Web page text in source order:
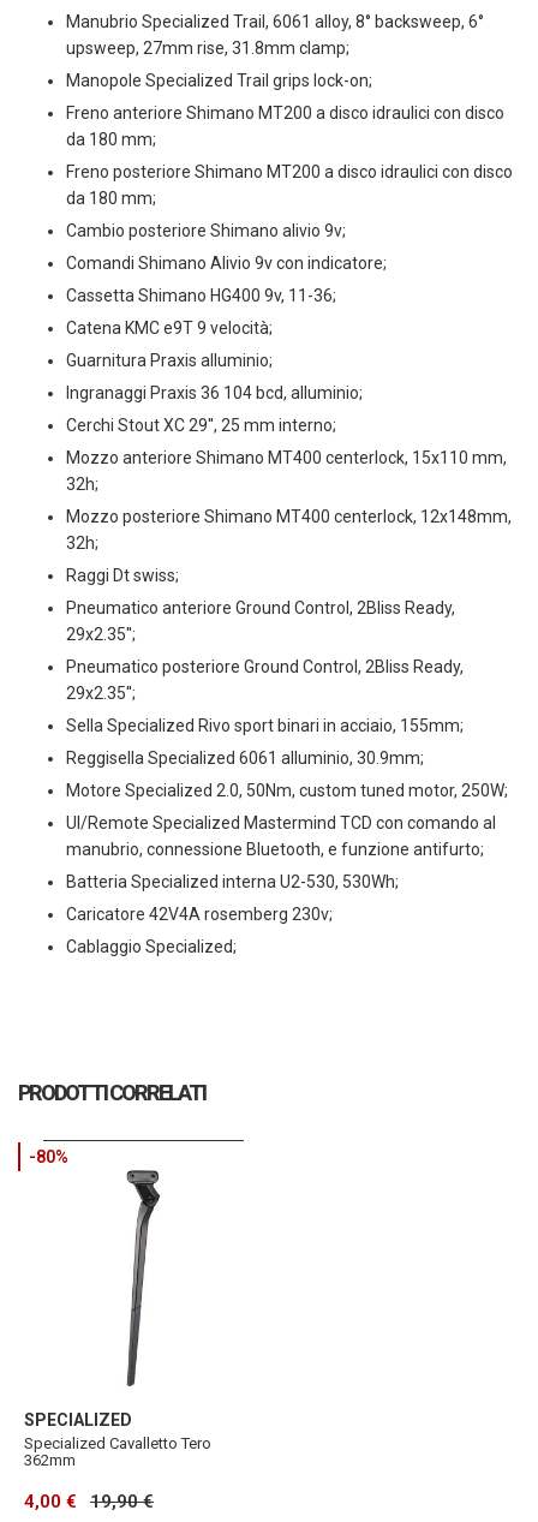
Manubrio Specialized Trail, 6061 alloy, 8° backsweep, 6°
upsweep, 27mm rise, 31.8mm clamp;
Manopole Specialized Trail grips lock-on;
Freno anteriore Shimano MT200 a disco idraulici con disco
da 180 mm;
Freno posteriore Shimano MT200 a disco idraulici con disco
da 180 mm;
Cambio posteriore Shimano alivio 9v;
Comandi Shimano Alivio 9v con indicatore;
Cassetta Shimano HG400 9v, 11-36;
Catena KMC e9T 9 velocità;
Guarnitura Praxis alluminio;
Ingranaggi Praxis 36 104 bcd, alluminio;
Cerchi Stout XC 29'', 25 mm interno;
Mozzo anteriore Shimano MT400 centerlock, 15x110 mm,
32h;
Mozzo posteriore Shimano MT400 centerlock, 12x148mm,
32h;
Raggi Dt swiss;
Pneumatico anteriore Ground Control, 2Bliss Ready,
29x2.35'';
Pneumatico posteriore Ground Control, 2Bliss Ready,
29x2.35'';
Sella Specialized Rivo sport binari in acciaio, 155mm;
Reggisella Specialized 6061 alluminio, 30.9mm;
Motore Specialized 2.0, 50Nm, custom tuned motor, 250W;
UI/Remote Specialized Mastermind TCD con comando al
manubrio, connessione Bluetooth, e funzione antifurto;
Batteria Specialized interna U2-530, 530Wh;
Caricatore 42V4A rosemberg 230v;
Cablaggio Specialized;
PRODOTTI CORRELATI
-80%
SPECIALIZED
Specialized Cavalletto Tero
362mm
4,00 € 19,90 €